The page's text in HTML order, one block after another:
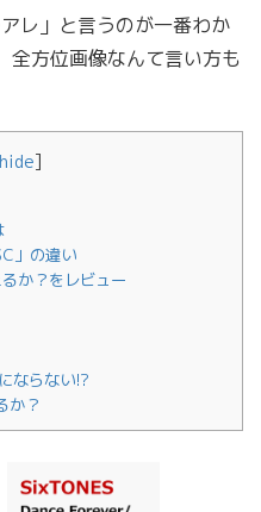
レ」と言うのが一番わか
全方位画像なんて言い方も
hide]
」の違い
か？をレビュー
ならない!?
か？